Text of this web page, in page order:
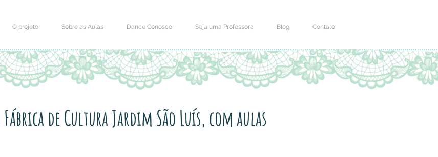
O projeto Sobre as Aulas Dance Conosco Seja uma Professora Blog Contato
de Cultura Jardim São Luís, com aulas